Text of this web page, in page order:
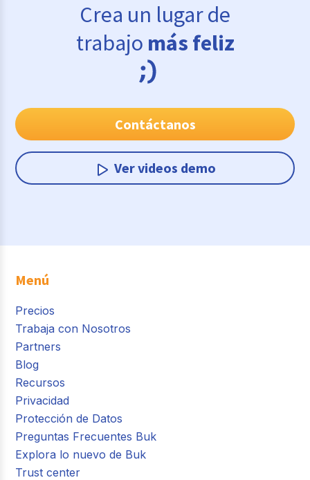
Crea un lugar de
trabajo más feliz
Contáctanos
Ver videos demo
Menú
Precios
Trabaja con Nosotros
Partners
Blog
Recursos
Privacidad
Protección de Datos
Preguntas Frecuentes Buk
Explora lo nuevo de Buk
Trust center